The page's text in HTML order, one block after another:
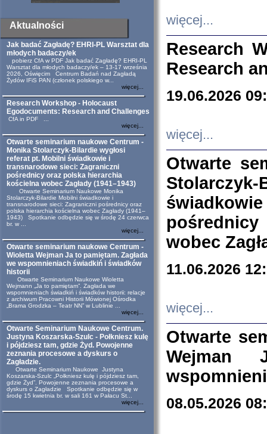
Aktualności
Jak badać Zagładę? EHRI-PL Warsztat dla
młodych badaczy/ek
pobierz CfA w PDF Jak badać Zagładę? EHRI-PL
Warsztat dla młodych badaczy/ek – 13-17 września
2026, Oświęcim Centrum Badań nad Zagładą
Żydów IFiS PAN (członek polskiego w...
więcej...
Research Workshop - Holocaust
Egodocuments: Research and Challenges
CfA in PDF ...
więcej...
Otwarte seminarium naukowe Centrum -
Monika Stolarczyk-Bilardie wygłosi
referat pt. Mobilni świadkowie i
transnarodowe sieci: Zagraniczni
pośrednicy oraz polska hierarchia
kościelna wobec Zagłady (1941–1943)
Otwarte Seminarium Naukowe Monika
Stolarczyk-Bilardie Mobilni świadkowie i
transnarodowe sieci: Zagraniczni pośrednicy oraz
polska hierarchia kościelna wobec Zagłady (1941–
1943) Spotkanie odbędzie się w środę 24 czerwca
br. w ...
więcej...
Otwarte seminarium naukowe Centrum -
Wioletta Wejman Ja to pamiętam. Zagłada
we wspomnieniach świadkiń i świadków
historii
Otwarte Seminarium Naukowe Wioletta
Wejmann „Ja to pamiętam”. Zagłada we
wspomnieniach świadkiń i świadków historii: relacje
z archiwum Pracowni Historii Mówionej Ośrodka
„Brama Grodzka – Teatr NN” w Lublinie ...
więcej...
Otwarte Seminarium Naukowe Centrum.
Justyna Koszarska-Szulc - Połkniesz kulę
i pójdziesz tam, gdzie Żyd. Powojenne
zeznania procesowe a dyskurs o
Zagładzie.
Otwarte Seminarium Naukowe Justyna
Koszarska-Szulc „Połkniesz kulę i pójdziesz tam,
gdzie Żyd”. Powojenne zeznania procesowe a
dyskurs o Zagładzie Spotkanie odbędzie się w
środę 15 kwietnia br. w sali 161 w Pałacu St...
więcej...
więcej...
Research
Research
19.06.2026
więcej...
Otwarte
wobec
11.06.2026
więcej...
Otwarte
Wejman
08.05.2026